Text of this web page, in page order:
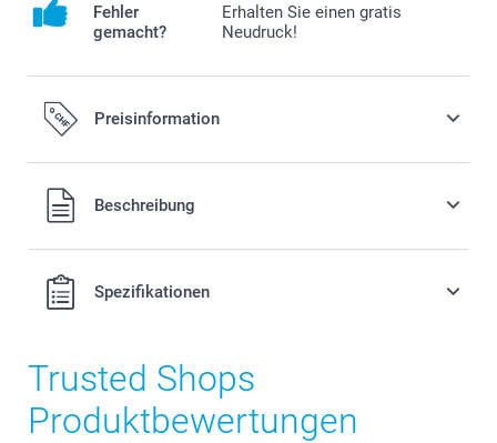
Fehler
gemacht?
Erhalten Sie einen gratis
Neudruck!
Preisinformation
Alle Preise verstehen sich in Schweizer Franken (CHF) inkl.
MwSt. und zzgl. Versandkosten.
Beschreibung
Spezifikationen
Trusted Shops
Produktbewertungen